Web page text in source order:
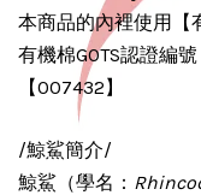
本商品的內裡使用【
有機棉GOTS認證編號
【007432】
/鯨鯊簡介/
鯨鯊（學名：